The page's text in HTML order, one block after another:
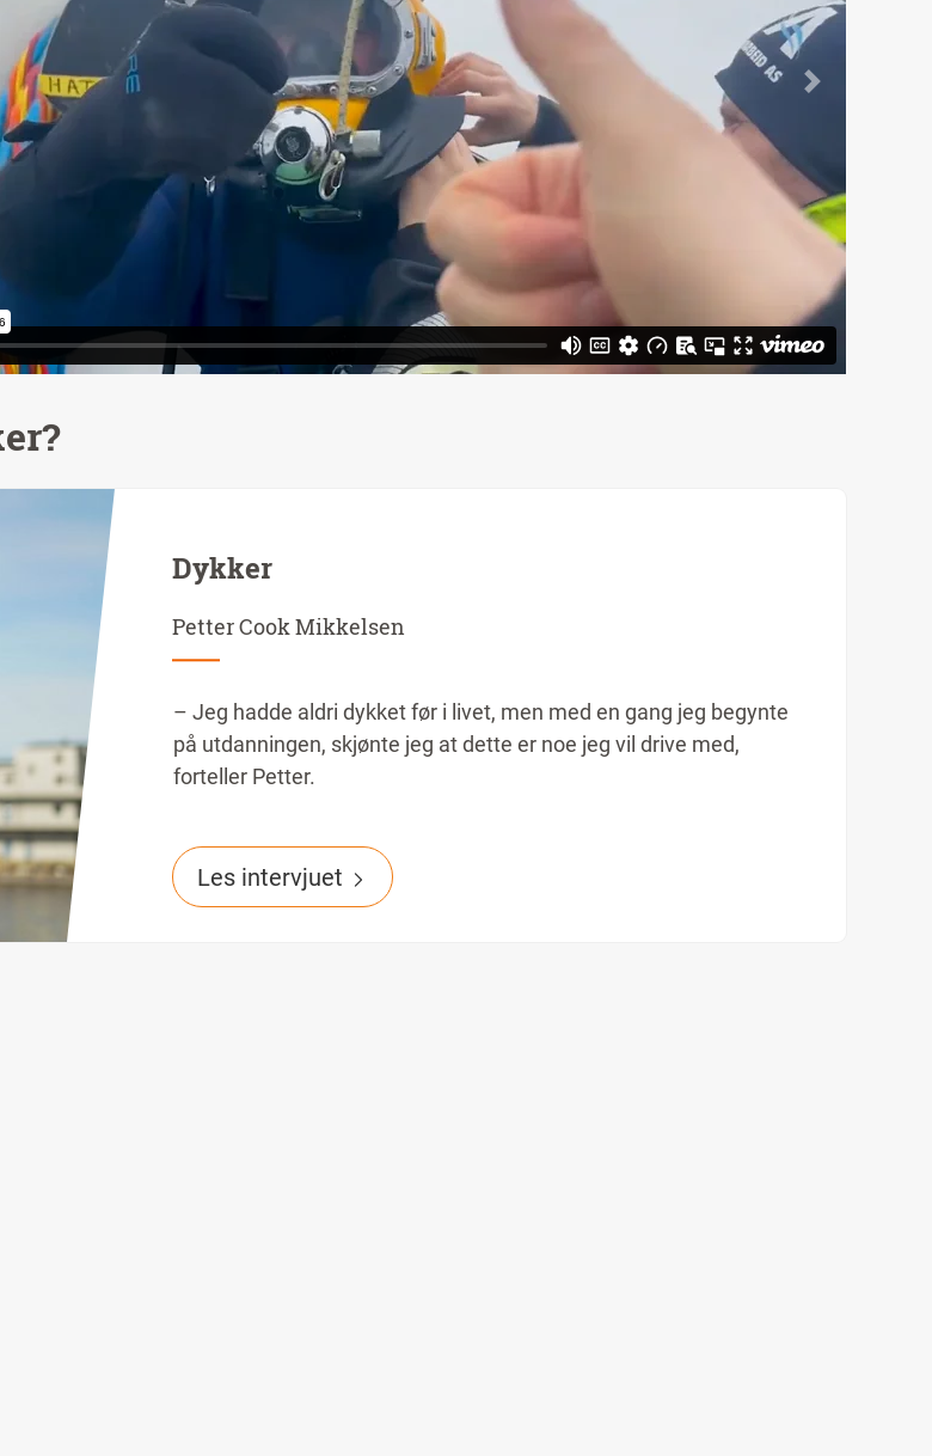
Neste
Dykker
Petter Cook Mikkelsen
– Jeg hadde aldri dykket før i livet, men med en gang jeg begynte
på utdanningen, skjønte jeg at dette er noe jeg vil drive med,
forteller Petter.
Les intervjuet